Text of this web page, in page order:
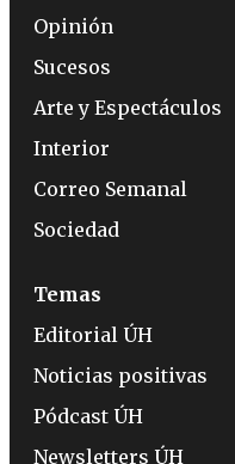
Opinión
Sucesos
Arte y Espectáculos
Interior
Correo Semanal
Sociedad
Temas
Editorial ÚH
Noticias positivas
Pódcast ÚH
Newsletters ÚH